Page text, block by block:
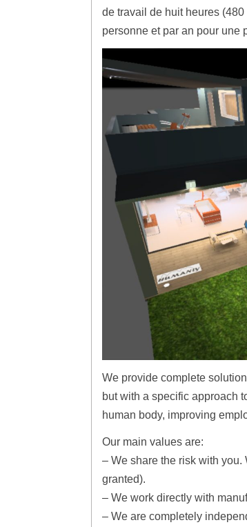
de travail de huit heures
personne et par an pour une
We provide complete
but with a specific approach
human body, improving
Our main values are:
– We share the risk with
granted).
– We work directly with
– We are completely